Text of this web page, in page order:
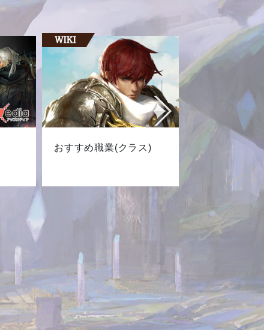
おすすめ職業(クラス) 最新キ